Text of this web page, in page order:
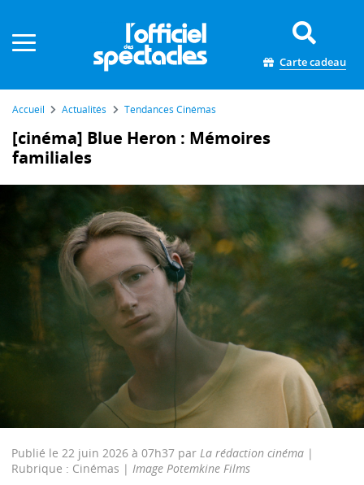
Carte cadeau
Accueil Actualités Tendances Cinémas
[cinéma] Blue Heron : Mémoires
familiales
Publié le 22 juin 2026 à 07h37 parLa rédaction cinéma |
Rubrique : Cinémas |Image Potemkine Films